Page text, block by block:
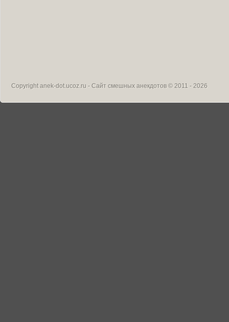
Copyrightanek-dot.ucoz.ru - Сайт смешных анекдотов © 2011 - 2026